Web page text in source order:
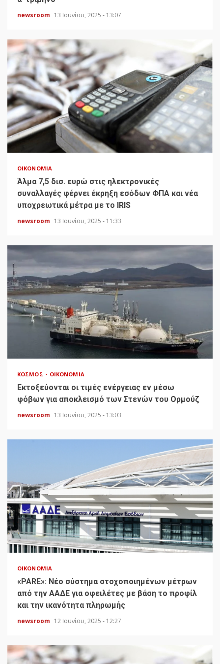
newsroom 13 Ιουνίου, 2025 - 13:07
ΟΙΚΟΝΟΜΊΑ
Άλμα 7,5 δισ. ευρώ στις ηλεκτρονικές
συναλλαγές φέρνει έκρηξη εσόδων ΦΠΑ και νέα
υποχρεωτικά μέτρα με το IRIS
newsroom 13 Ιουνίου, 2025 - 11:33
ΚΌΣΜΟΣ ΟΙΚΟΝΟΜΊΑ
Εκτοξεύονται οι τιμές ενέργειας εν μέσω
φόβων για αποκλεισμό των Στενών του Ορμούζ
newsroom 13 Ιουνίου, 2025 - 13:03
ΟΙΚΟΝΟΜΊΑ
«PARE»: Νέο σύστημα στοχοποιημένων μέτρων
από την ΑΑΔΕ για οφειλέτες με βάση το προφίλ
και την ικανότητα πληρωμής
newsroom 12 Ιουνίου, 2025 - 12:27